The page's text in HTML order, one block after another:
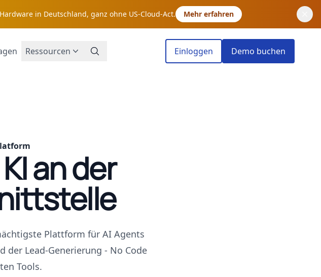
in Deutschland, ganz ohne US-Cloud-Act. Mehr erfahren
Ressourcen Einloggen Demo buchen
an der
Plattform für AI Agents
der Lead-Generierung - No Code
Tools.